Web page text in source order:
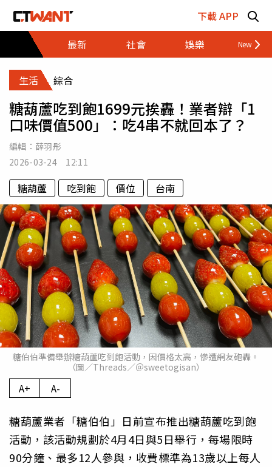
下載 APP
最新
社會 娛樂 財經
生活 綜合
糖葫蘆吃到飽1699元挨轟！業者辯「1
口味價值500」：吃4串不就回本了？
編輯： 薛羽彤
2026-03-24 12:11
糖葫蘆 吃到飽 價位 台南
糖伯伯準備舉辦糖葫蘆吃到飽活動，因價格太高，慘遭網友砲轟。
（圖／Threads／＠sweetogisan）
A+ A-
糖葫蘆業者「糖伯伯」日前宣布推出糖葫蘆吃到飽
活動，該活動規劃於4月4日與5日舉行，每場限時
90分鐘、最多12人參與，收費標準為13歲以上每人